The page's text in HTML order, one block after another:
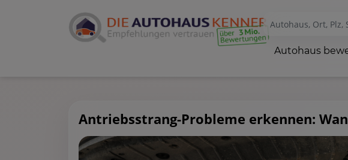
Autohaus
Antriebsstrang-Probleme erkennen: